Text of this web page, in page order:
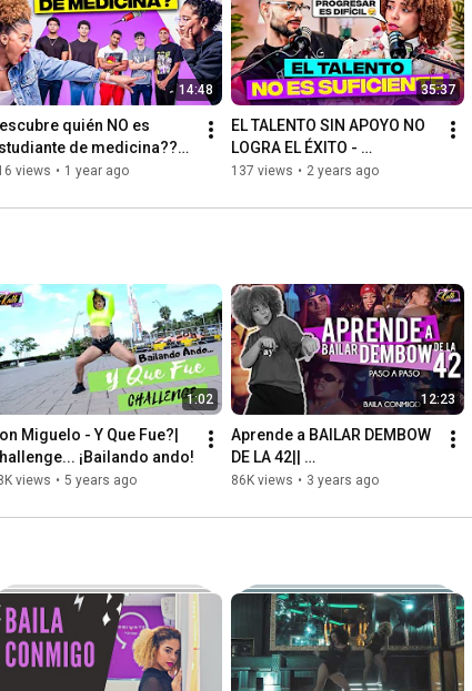
Filmmaker: José Casado
instagram: https://www.instagram.com/josecasadop...
SUSCRÍBETE Y ACTIVA LAS NOTIFICACIONES...
BESIIITOS, BYE!!!
14:48
quién NO es
de medicina???|
el impostor!!!!
views • 1 year ago
35:37
EL TALENTO SIN APOYO NO
LOGRA EL ÉXITO -
DESAHOGOS DE KATHERINE
137 views • 2 years ago
1:02
Miguelo - Y Que Fue?|
¡Bailando ando!
views • 5 years ago
12:23
Aprende a BAILAR DEMBOW
DE LA 42||
#dembowdominicano 🇩🇴||
86K views • 3 years ago